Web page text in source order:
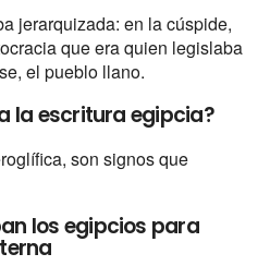
jerarquizada: en la cúspide,
que era quien legislaba
el pueblo llano.
la escritura egipcia?
son signos que
los egipcios para